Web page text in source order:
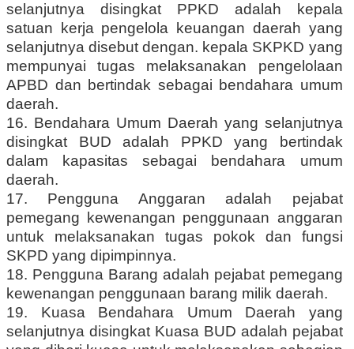
selanjutnya disingkat PPKD adalah kepala
satuan kerja pengelola keuangan daerah yang
selanjutnya disebut dengan. kepala SKPKD yang
mempunyai tugas melaksanakan pengelolaan
APBD dan bertindak sebagai bendahara umum
daerah.
16. Bendahara Umum Daerah yang selanjutnya
disingkat BUD adalah PPKD yang bertindak
dalam kapasitas sebagai bendahara umum
daerah.
17. Pengguna Anggaran adalah pejabat
pemegang kewenangan penggunaan anggaran
untuk melaksanakan tugas pokok dan fungsi
SKPD yang dipimpinnya.
18. Pengguna Barang adalah pejabat pemegang
kewenangan penggunaan barang milik daerah.
19. Kuasa Bendahara Umum Daerah yang
selanjutnya disingkat Kuasa BUD adalah pejabat